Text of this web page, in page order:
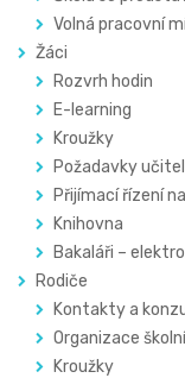
Volná pracovní
Žáci
Rozvrh hodin
E-learning
Kroužky
Požadavky
Přijímací řízení
Knihovna
Bakaláři –
Rodiče
Kontakty a
Organizace
Kroužky